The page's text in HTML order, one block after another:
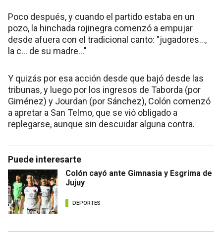
Poco después, y cuando el partido estaba en un
pozo, la hinchada rojinegra comenzó a empujar
desde afuera con el tradicional canto: "jugadores...,
la c... de su madre..."
Y quizás por esa acción desde que bajó desde las
tribunas, y luego por los ingresos de Taborda (por
Giménez) y Jourdan (por Sánchez), Colón comenzó
a apretar a San Telmo, que se vió obligado a
replegarse, aunque sin descuidar alguna contra.
Puede interesarte
Colón cayó ante Gimnasia y Esgrima de
Jujuy
DEPORTES